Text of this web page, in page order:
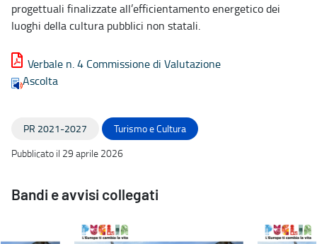
progettuali finalizzate all’efficientamento energetico dei
luoghi della cultura pubblici non statali.
Verbale n. 4 Commissione di Valutazione
Ascolta
PR 2021-2027
Turismo e Cultura
Pubblicato il 29 aprile 2026
Bandi e avvisi collegati